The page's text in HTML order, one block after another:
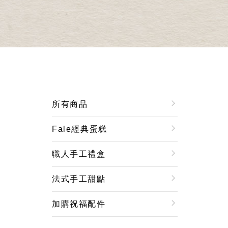
所有商品
Fale經典蛋糕
職人手工禮盒
法式手工甜點
加購祝福配件